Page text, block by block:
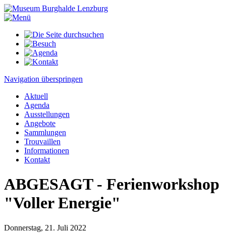
Navigation überspringen
Aktuell
Agenda
Ausstellungen
Angebote
Sammlungen
Trouvaillen
Informationen
Kontakt
ABGESAGT - Ferienworkshop
"Voller Energie"
Donnerstag, 21. Juli 2022